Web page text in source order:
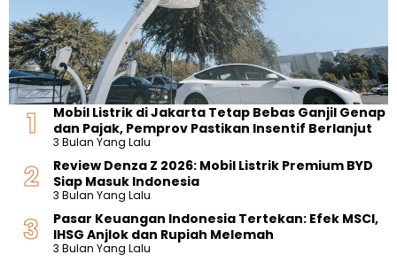
Mobil Listrik di Jakarta Tetap Bebas Ganjil Genap
dan Pajak, Pemprov Pastikan Insentif Berlanjut
3 Bulan Yang Lalu
Review Denza Z 2026: Mobil Listrik Premium BYD
Siap Masuk Indonesia
3 Bulan Yang Lalu
Pasar Keuangan Indonesia Tertekan: Efek MSCI,
IHSG Anjlok dan Rupiah Melemah
3 Bulan Yang Lalu